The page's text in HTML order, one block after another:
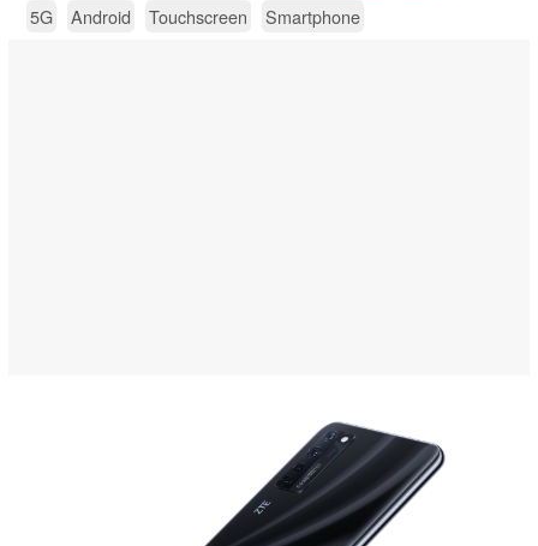
5G Android Touchscreen Smartphone